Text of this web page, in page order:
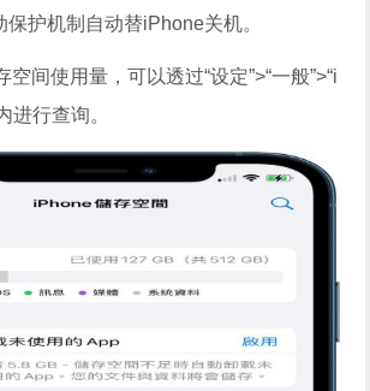
护机制自动替iPhone关机。
间使用量，可以透过“设定”>“一般”>“i
进行查询。